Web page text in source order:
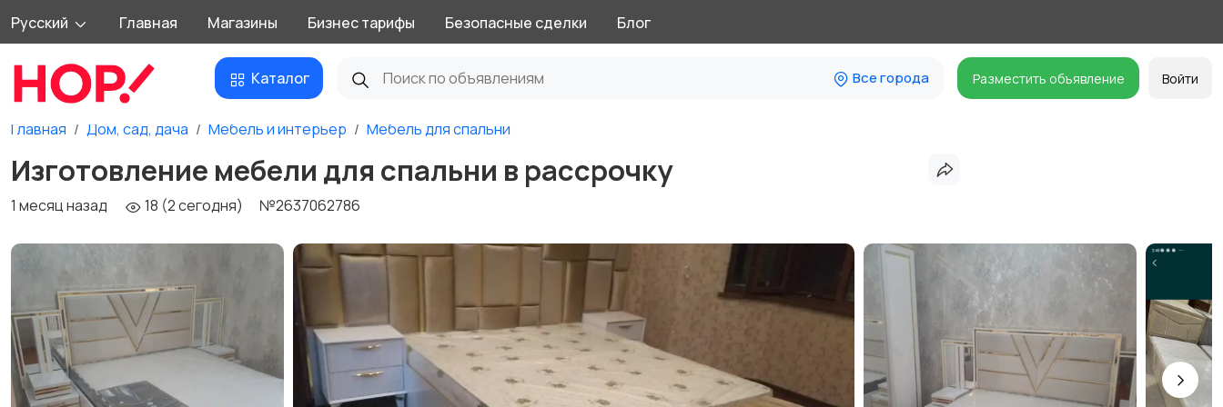
Русский Главная Магазины Бизнес тарифы Безопасные сделки Блог
Каталог Все города Разместить объявление Войти
Главная Дом, сад, дача Мебель и интерьер Мебель для спальни
Изготовление мебели для спальни в рассрочку
1 месяц назад 18 (2 сегодня) №2637062786